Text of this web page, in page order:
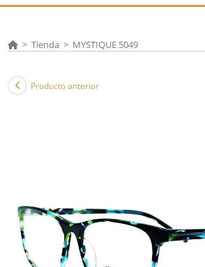
> Tienda > MYSTIQUE 5049
Producto anterior